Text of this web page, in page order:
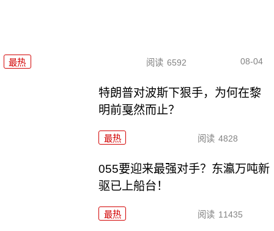
最热 阅读 6592 08-04
特朗普对波斯下狠手，为何在黎
明前戛然而止？
最热 阅读 4828
055要迎来最强对手？东瀛万吨新
驱已上船台！
最热 阅读 11435